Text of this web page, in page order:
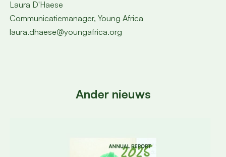
Laura D'Haese
Communicatiemanager, Young Africa
laura.dhaese@youngafrica.org
Ander nieuws